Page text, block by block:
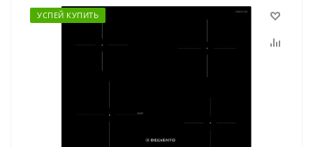
УСПЕЙ КУПИТЬ